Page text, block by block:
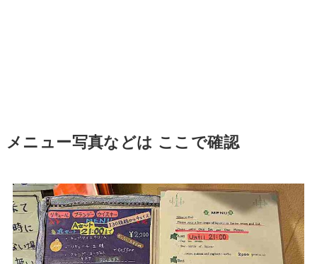
メニュー写真などは ここで確認